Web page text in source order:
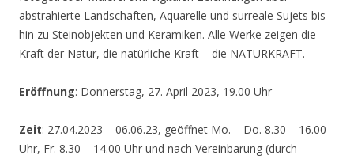
abstrahierte Landschaften, Aquarelle und surreale Sujets bis
hin zu Steinobjekten und Keramiken. Alle Werke zeigen die
Kraft der Natur, die natürliche Kraft – die NATURKRAFT.
Eröffnung: Donnerstag, 27. April 2023, 19.00 Uhr
Zeit: 27.04.2023 – 06.06.23, geöffnet Mo. – Do. 8.30 – 16.00
Uhr, Fr. 8.30 – 14.00 Uhr und nach Vereinbarung (durch